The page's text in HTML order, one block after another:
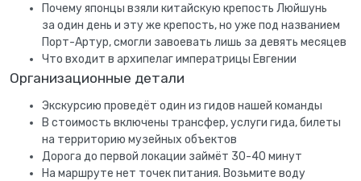
Почему японцы взяли китайскую крепость Люйшунь
за один день и эту же крепость, но уже под названием
Порт-Артур, смогли завоевать лишь за девять месяцев
Что входит в архипелаг императрицы Евгении
Организационные детали
Экскурсию проведёт один из гидов нашей команды
В стоимость включены трансфер, услуги гида, билеты
на территорию музейных объектов
Дорога до первой локации займёт 30-40 минут
На маршруте нет точек питания. Возьмите воду